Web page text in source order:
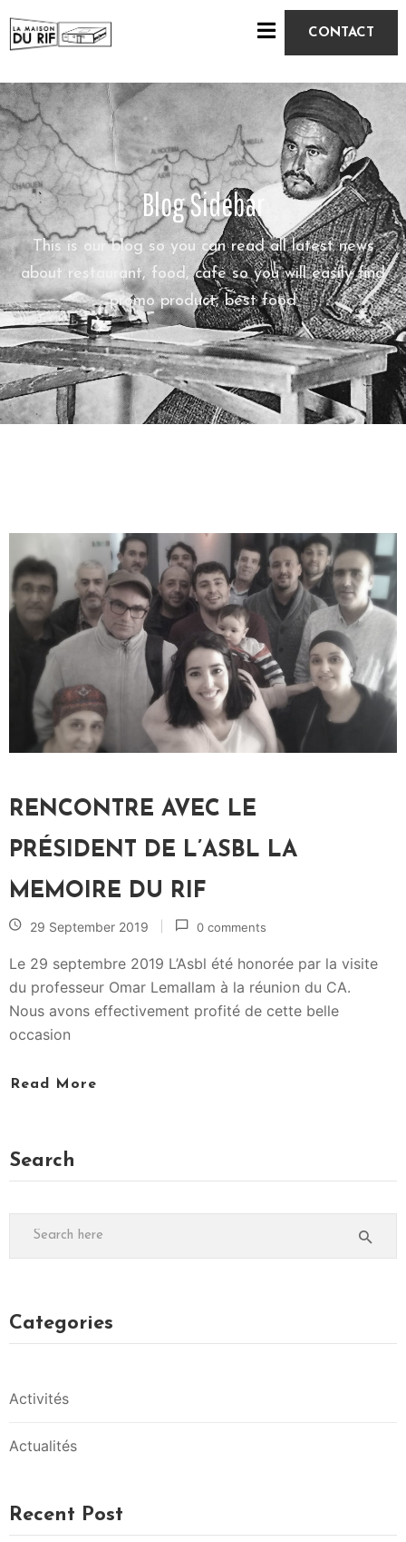
A
C
C
U
E
I
L
À
P
R
O
P
O
S
T
I
V
R
A
I
R
E
I
F
A
I
T
S
CONTACT
Blog Sidebar
This is our blog so you can read all latest news
about restaurant, food, cafe so you will easily find
promo product, best food
RENCONTRE AVEC LE
PRÉSIDENT DE L’ASBL LA
MEMOIRE DU RIF
29 September 2019 0 comments
Le 29 septembre 2019 L’Asbl été honorée par la visite
du professeur Omar Lemallam à la réunion du CA.
Nous avons effectivement profité de cette belle
occasion
Read More
Search
Categories
Activités
Actualités
Recent Post